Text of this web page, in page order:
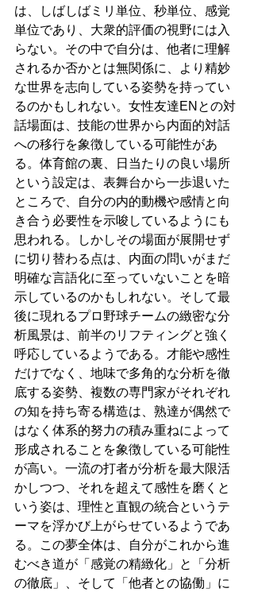
は、しばしばミリ単位、秒単位、感覚
単位であり、大衆的評価の視野には入
らない。その中で自分は、他者に理解
されるか否かとは無関係に、より精妙
な世界を志向している姿勢を持ってい
るのかもしれない。女性友達ENとの対
話場面は、技能の世界から内面的対話
への移行を象徴している可能性があ
る。体育館の裏、日当たりの良い場所
という設定は、表舞台から一歩退いた
ところで、自分の内的動機や感情と向
き合う必要性を示唆しているようにも
思われる。しかしその場面が展開せず
に切り替わる点は、内面の問いがまだ
明確な言語化に至っていないことを暗
示しているのかもしれない。そして最
後に現れるプロ野球チームの緻密な分
析風景は、前半のリフティングと強く
呼応しているようである。才能や感性
だけでなく、地味で多角的な分析を徹
底する姿勢、複数の専門家がそれぞれ
の知を持ち寄る構造は、熟達が偶然で
はなく体系的努力の積み重ねによって
形成されることを象徴している可能性
が高い。一流の打者が分析を最大限活
かしつつ、それを超えて感性を磨くと
いう姿は、理性と直観の統合というテ
ーマを浮かび上がらせているようであ
る。この夢全体は、自分がこれから進
むべき道が「感覚の精緻化」と「分析
の徹底」、そして「他者との協働」に